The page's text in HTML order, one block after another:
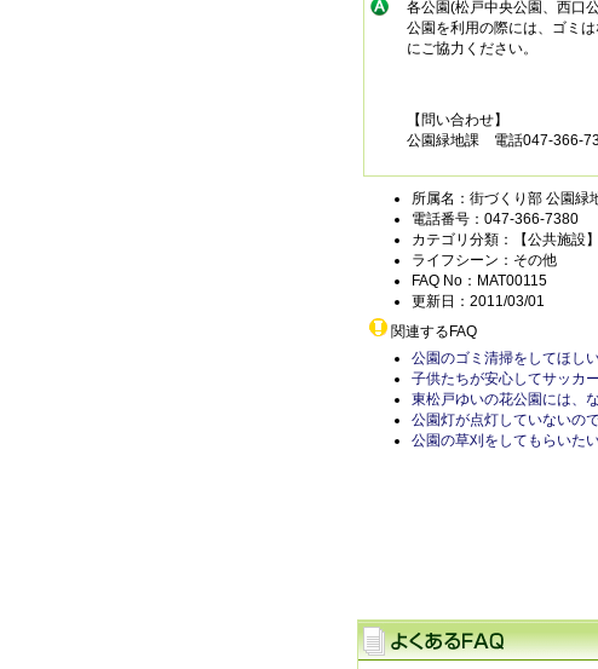
各公園(松戸中央公園、西口
公園を利用の際には、ゴミ
にご協力ください。
【問い合わせ】
公園緑地課 電話047-366-
所属名：街づくり部 公園緑
電話番号：047-366-7380
カテゴリ分類：【公共施設
ライフシーン：その他
FAQ No：MAT00115
更新日：2011/03/01
関連するFAQ
公園のゴミ清掃をしてほしい
子供たちが安心してサッカ
東松戸ゆいの花公園には、
公園灯が点灯していないの
公園の草刈をしてもらいたい